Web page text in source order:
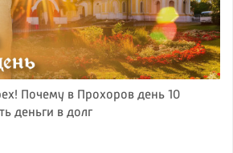
Почему в Прохоров день 10
деньги в долг